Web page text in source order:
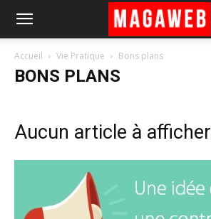
Accueil Vie Pratique Bons plans
BONS PLANS
Aucun article à afficher